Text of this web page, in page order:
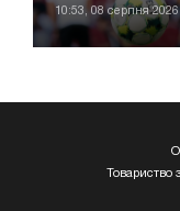
10:53, 08 серпня
Товариство